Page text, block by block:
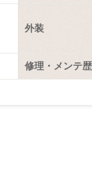
外装
修理・メンテ歴